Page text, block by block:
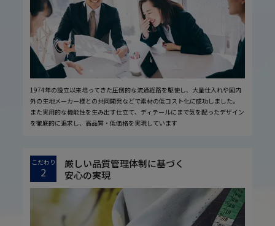
1974年の設立以来培ってきた圧倒的な流通経路を駆使し、大量仕入れや国内
外の生地メーカー様との共同開発などで素材の低コスト化に成功しました。
また実用的な機能性を生み出す仕立て、ディテールにまで気を配ったデザイン
を徹底的に追求し、高品質・低価格を実現しています
こだわり
2
厳しい品質管理体制に基づく
安心の実現